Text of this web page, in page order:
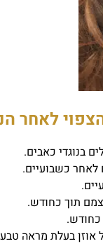
לאחר
בנוגדי כאבים.
לאחר כשבועיים.
תוך כחודש.
כחודש.
אוזן בעלת מראה